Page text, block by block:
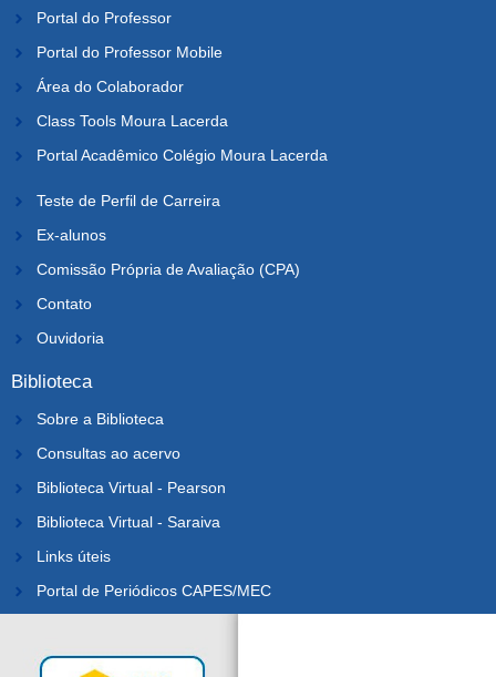
Portal do Professor
Portal do Professor Mobile
Área do Colaborador
Class Tools Moura Lacerda
Portal Acadêmico Colégio Moura Lacerda
Teste de Perfil de Carreira
Ex-alunos
Comissão Própria de Avaliação (CPA)
Contato
Ouvidoria
Biblioteca
Sobre a Biblioteca
Consultas ao acervo
Biblioteca Virtual - Pearson
Biblioteca Virtual - Saraiva
Links úteis
Portal de Periódicos CAPES/MEC